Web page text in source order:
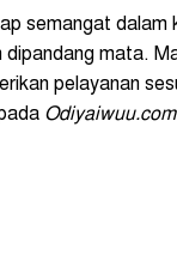
semangat
dipandang mata.
pelayanan
Odiyaiwuu.com